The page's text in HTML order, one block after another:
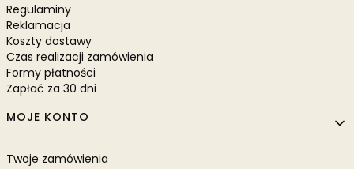
Regulaminy
Reklamacja
Koszty dostawy
Czas realizacji zamówienia
Formy płatności
Zapłać za 30 dni
MOJE KONTO
Twoje zamówienia